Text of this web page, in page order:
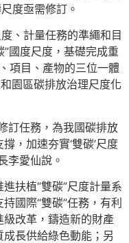
度亟需修訂。
、計量任務的準繩和目
國度尺度，基礎完成重
項目、產物的三位一體
園區碳排放治理尺度化
訂任務，為我國碳排放
，加速夯實‘雙碳’尺度
李愛仙說。
扶植“雙碳”尺度計量系
國際“雙碳”任務，有利
改革，鑄造新的財產
長供給綠色動能；另